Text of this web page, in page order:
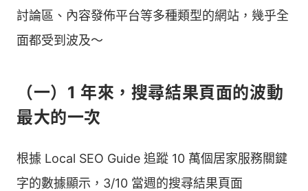
討論區、內容發佈平台等多種類型的網站，幾乎全
面都受到波及～
（一）1 年來，搜尋結果頁面的波動
最大的一次
根據 Local SEO Guide 追蹤 10 萬個居家服務關鍵
字的數據顯示，3/10 當週的搜尋結果頁面